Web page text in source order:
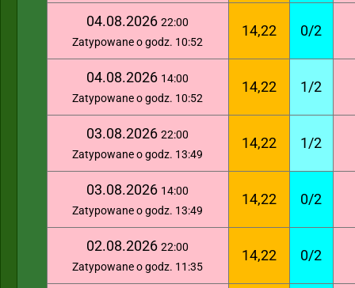
04.08.2026 22:00
Zatypowane o godz. 10:52
14,22 0/2
04.08.2026 14:00
Zatypowane o godz. 10:52
14,22 1/2
03.08.2026 22:00
Zatypowane o godz. 13:49
14,22 1/2
03.08.2026 14:00
Zatypowane o godz. 13:49
14,22 0/2
02.08.2026 22:00
Zatypowane o godz. 11:35
14,22 0/2